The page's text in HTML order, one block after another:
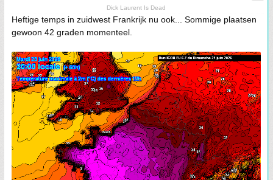
Dick Laurent Is Dead
Heftige temps in zuidwest Frankrijk nu ook... Sommige plaatsen
gewoon 42 graden momenteel.